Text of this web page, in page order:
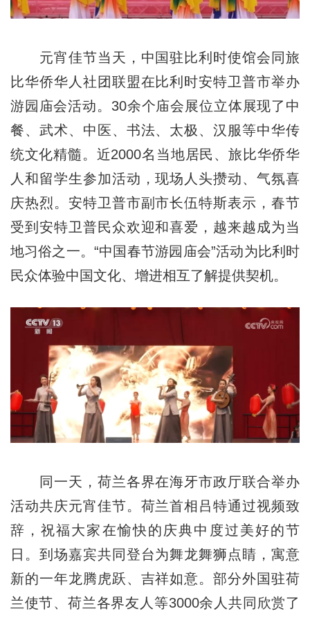
元宵佳节当天，中国驻比利时使馆会同旅
比华侨华人社团联盟在比利时安特卫普市举办
游园庙会活动。30余个庙会展位立体展现了中
餐、武术、中医、书法、太极、汉服等中华传
统文化精髓。近2000名当地居民、旅比华侨华
人和留学生参加活动，现场人头攒动、气氛喜
庆热烈。安特卫普市副市长伍特斯表示，春节
受到安特卫普民众欢迎和喜爱，越来越成为当
地习俗之一。“中国春节游园庙会”活动为比利时
民众体验中国文化、增进相互了解提供契机。
同一天，荷兰各界在海牙市政厅联合举办
活动共庆元宵佳节。荷兰首相吕特通过视频致
辞，祝福大家在愉快的庆典中度过美好的节
日。到场嘉宾共同登台为舞龙舞狮点睛，寓意
新的一年龙腾虎跃、吉祥如意。部分外国驻荷
兰使节、荷兰各界友人等3000余人共同欣赏了